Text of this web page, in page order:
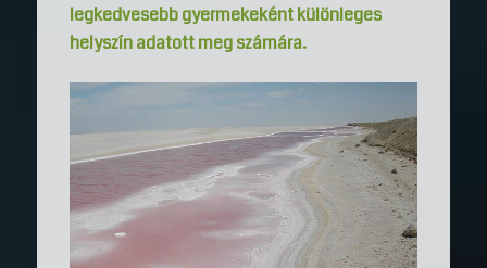
legkedvesebb gyermekeként különleges
helyszín adatott meg számára.